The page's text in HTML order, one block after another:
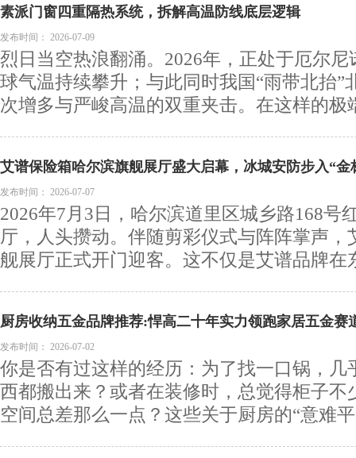
素派门窗四重隔热系统，拆解高温防线底层逻辑
发布时间： 2026-07-09
烈日当空热浪翻涌。2026年，正处于厄尔
球气温持续攀升；与此同时我国“雨带北抬”
次增多与严峻高温的双重夹击。在这样的极
艾谱保险箱哈尔滨旗舰展厅盛大启幕，冰城安防步入“金
发布时间： 2026-07-07
2026年7月3日，哈尔滨道里区城乡路168号
厅，人头攒动。伴随剪彩仪式与阵阵掌声，
舰展厅正式开门迎客。这不仅是艾谱品牌在
厨房收纳五金品牌推荐:悍高二十年实力领跑家居五金赛
发布时间： 2026-07-02
你是否有过这样的经历：为了找一口锅，几
西都搬出来？或者在装修时，总觉得柜子不
空间总差那么一点？这些关于厨房的“意难